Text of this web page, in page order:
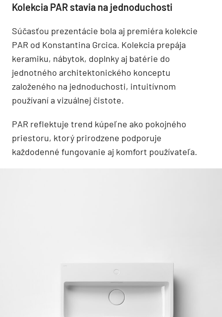
Kolekcia PAR stavia na jednoduchosti
Súčasťou prezentácie bola aj premiéra kolekcie
PAR od Konstantina Grcica. Kolekcia prepája
keramiku, nábytok, doplnky aj batérie do
jednotného architektonického konceptu
založeného na jednoduchosti, intuitívnom
používaní a vizuálnej čistote.
PAR reflektuje trend kúpeľne ako pokojného
priestoru, ktorý prirodzene podporuje
každodenné fungovanie aj komfort používateľa.